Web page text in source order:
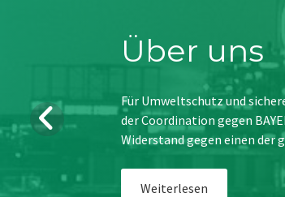
Über uns
Für Umweltschutz und
der Coordination gegen
Widerstand gegen einen der
Weiterlesen